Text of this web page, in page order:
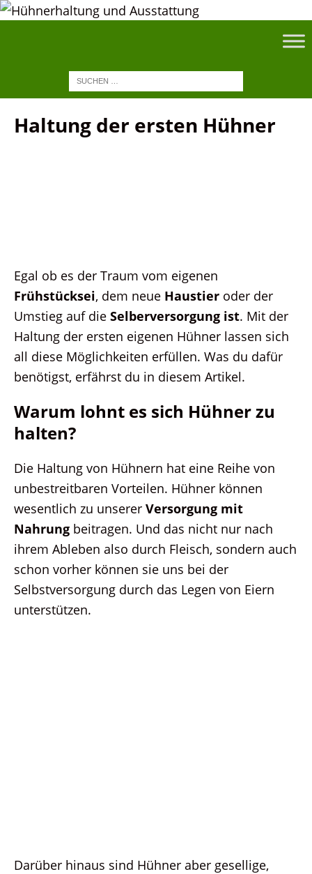
Haltung der ersten Hühner
Egal ob es der Traum vom eigenen
Frühstücksei, dem neue Haustier oder der
Umstieg auf die Selberversorgung ist. Mit der
Haltung der ersten eigenen Hühner lassen sich
all diese Möglichkeiten erfüllen. Was du dafür
benötigst, erfährst du in diesem Artikel.
Warum lohnt es sich Hühner zu
halten?
Die Haltung von Hühnern hat eine Reihe von
unbestreitbaren Vorteilen. Hühner können
wesentlich zu unserer Versorgung mit
Nahrung beitragen. Und das nicht nur nach
ihrem Ableben also durch Fleisch, sondern auch
schon vorher können sie uns bei der
Selbstversorgung durch das Legen von Eiern
unterstützen.
Darüber hinaus sind Hühner aber gesellige,